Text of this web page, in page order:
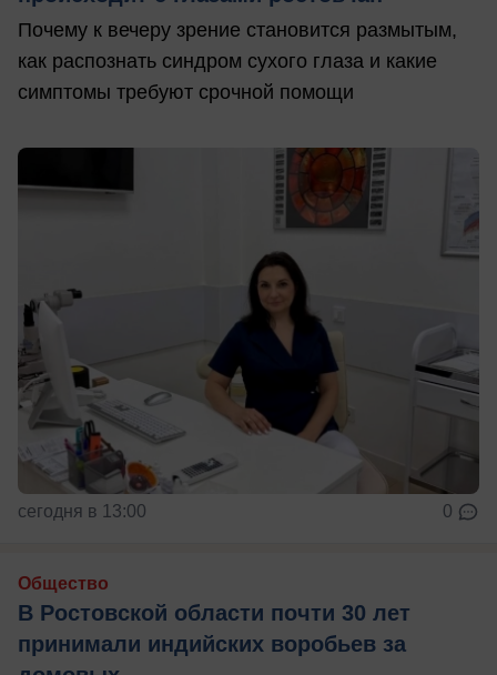
Почему к вечеру зрение становится размытым,
как распознать синдром сухого глаза и какие
симптомы требуют срочной помощи
сегодня в 13:00 0
Общество
В Ростовской области почти 30 лет
принимали индийских воробьев за